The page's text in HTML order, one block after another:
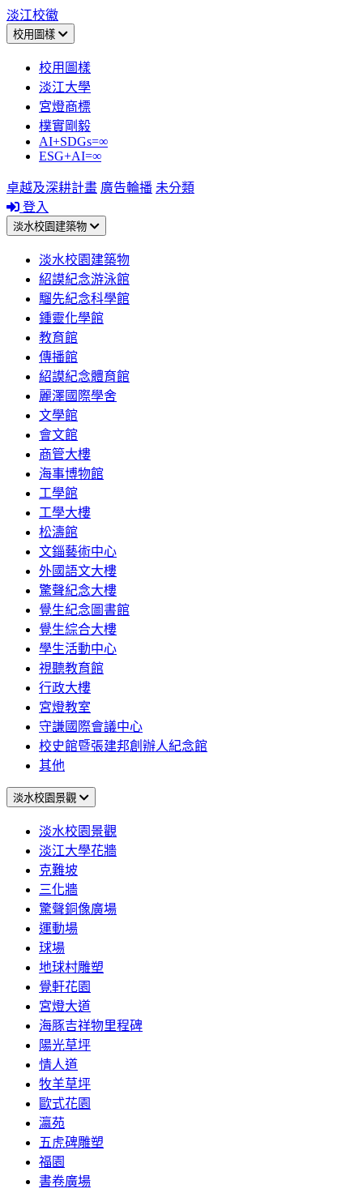
淡江校徽
校用圖樣
校用圖樣
淡江大學
宮燈商標
樸實剛毅
AI+SDGs=∞
ESG+AI=∞
卓越及深耕計畫 廣告輪播 未分類
登入
淡水校園建築物
淡水校園建築物
紹謨紀念游泳館
騮先紀念科學館
鍾靈化學館
教育館
傳播館
紹謨紀念體育館
麗澤國際學舍
文學館
會文館
商管大樓
海事博物館
工學館
工學大樓
松濤館
文錙藝術中心
外國語文大樓
驚聲紀念大樓
覺生紀念圖書館
覺生綜合大樓
學生活動中心
視聽教育館
行政大樓
宮燈教室
守謙國際會議中心
校史館暨張建邦創辦人紀念館
其他
淡水校園景觀
淡水校園景觀
淡江大學花牆
克難坡
三化牆
驚聲銅像廣場
運動場
球場
地球村雕塑
覺軒花園
宮燈大道
海豚吉祥物里程碑
陽光草坪
情人道
牧羊草坪
歐式花園
瀛苑
五虎碑雕塑
福園
書卷廣場